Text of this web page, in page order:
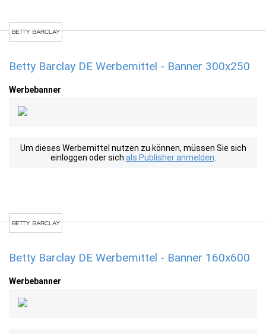
Betty Barclay DE Werbemittel - Banner 300x250
Werbebanner
Um dieses Werbemittel nutzen zu können, müssen Sie sich
einloggen oder sich als Publisher anmelden
Betty Barclay DE Werbemittel - Banner 160x600
Werbebanner